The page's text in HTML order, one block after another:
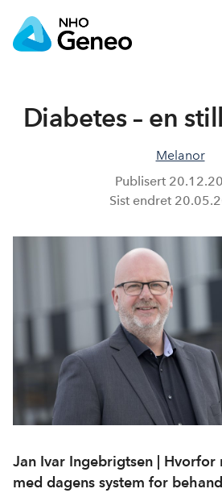
Diabetes – en
Melanor
Publisert
Sist endret
Jan Ivar Ingebrigtsen | Hvorfor
med dagens system for